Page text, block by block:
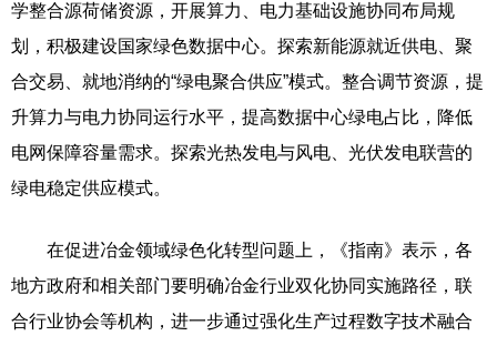
学整合源荷储资源，开展算力、电力基础设施协同布局规
划，积极建设国家绿色数据中心。探索新能源就近供电、聚
合交易、就地消纳的“绿电聚合供应”模式。整合调节资源，提
升算力与电力协同运行水平，提高数据中心绿电占比，降低
电网保障容量需求。探索光热发电与风电、光伏发电联营的
绿电稳定供应模式。
在促进冶金领域绿色化转型问题上，《指南》表示，各
地方政府和相关部门要明确冶金行业双化协同实施路径，联
合行业协会等机构，进一步通过强化生产过程数字技术融合